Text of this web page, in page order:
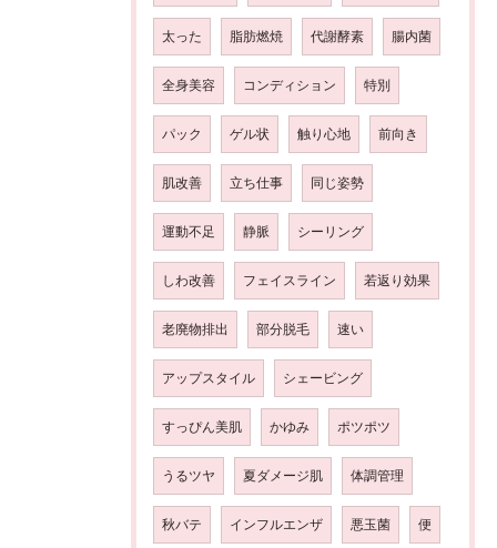
太った 脂肪燃焼 代謝酵素 腸内菌
全身美容 コンディション 特別
パック ゲル状 触り心地 前向き
肌改善 立ち仕事 同じ姿勢
運動不足 静脈 シーリング
しわ改善 フェイスライン 若返り効果
老廃物排出 部分脱毛 速い
アップスタイル シェービング
すっぴん美肌 かゆみ ポツポツ
うるツヤ 夏ダメージ肌 体調管理
秋バテ インフルエンザ 悪玉菌 便